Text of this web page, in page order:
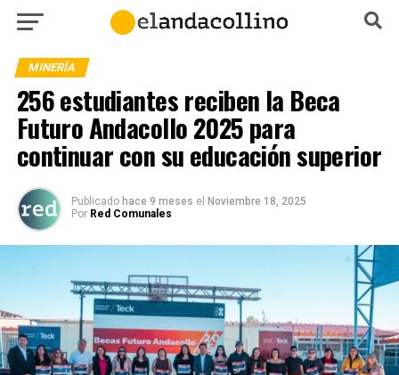
MINERÍA
256 estudiantes reciben la Beca
Futuro Andacollo 2025 para
continuar con su educación superior
Publicado hace 9 meses el Noviembre 18, 2025
Por Red Comunales